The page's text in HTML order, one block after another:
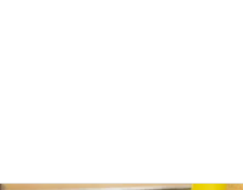
Вучичем і не лише. Відео